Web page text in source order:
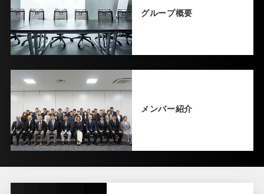
グループ概要
メンバー紹介